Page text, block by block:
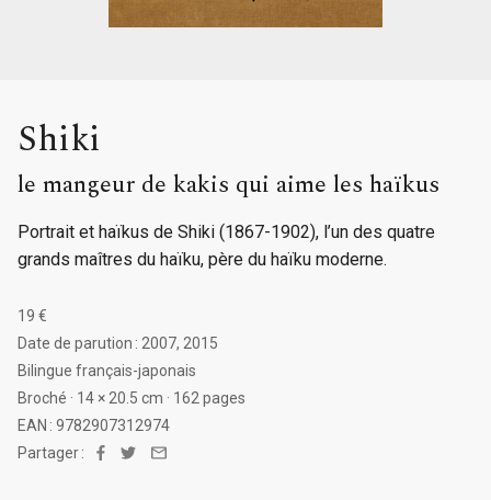
Shiki
le mangeur de kakis qui aime les haïkus
Portrait et haïkus de Shiki (1867-1902), l’un des quatre
grands maîtres du haïku, père du haïku moderne.
19 €
Date de parution : 2007, 2015
Bilingue français-japonais
Broché · 14 × 20.5 cm · 162 pages
EAN : 9782907312974
Partager :
Facebook
Twitter